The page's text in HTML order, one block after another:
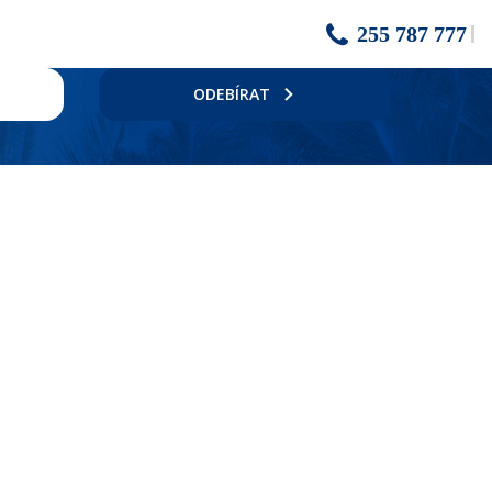
255 787 777
ODEBÍRAT